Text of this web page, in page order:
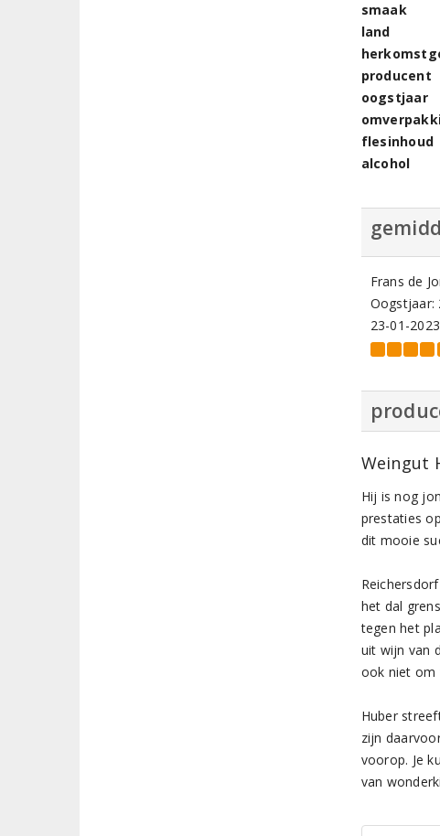
smaak
land
producent
oogstjaar
flesinhoud
alcohol
Frans de
Oogstjaar:
23-01-
Weingut
Hij is nog
prestaties
dit mooie
het dal
tegen het
uit wijn van
ook niet om
Huber
zijn
voorop. Je
van